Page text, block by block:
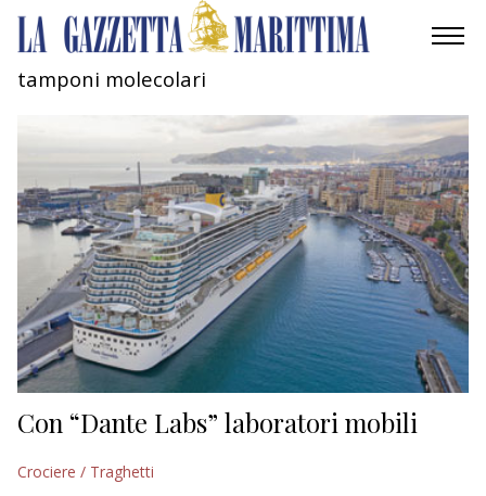
AMBIENTE
INDUSTRIA
RICERCA
ECONOMIA
TURISMO
CULTURA
NAUTICA
tamponi molecolari
Con “Dante Labs” laboratori mobili
Crociere / Traghetti